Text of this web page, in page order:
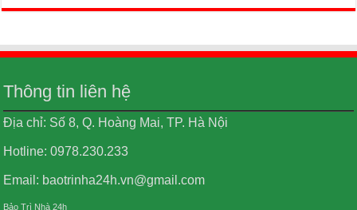
Thông tin liên hệ
Địa chỉ: Số 8, Q. Hoàng Mai, TP. Hà Nội
Hotline: 0978.230.233
Email: baotrinha24h.vn@gmail.com
Bảo Trì Nhà 24h